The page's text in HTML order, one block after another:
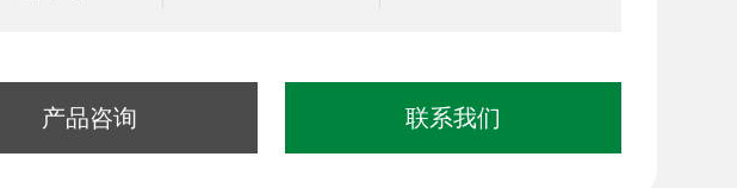
产品咨询 联系我们